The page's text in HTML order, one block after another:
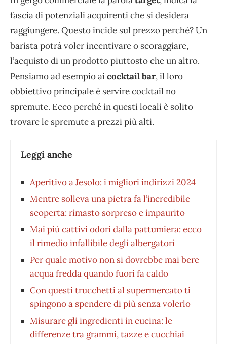
fascia di potenziali acquirenti che si desidera
raggiungere. Questo incide sul prezzo perché? Un
barista potrà voler incentivare o scoraggiare,
l’acquisto di un prodotto piuttosto che un altro.
Pensiamo ad esempio aicocktail bar, il loro
obbiettivo principale è servire cocktail no
spremute. Ecco perché in questi locali è solito
trovare le spremute a prezzi più alti.
Leggi anche
Aperitivo a Jesolo: i migliori indirizzi 2024
Mentre solleva una pietra fa l’incredibile
scoperta: rimasto sorpreso e impaurito
Mai più cattivi odori dalla pattumiera: ecco
il rimedio infallibile degli albergatori
Per quale motivo non si dovrebbe mai bere
acqua fredda quando fuori fa caldo
Con questi trucchetti al supermercato ti
spingono a spendere di più senza volerlo
Misurare gli ingredienti in cucina: le
differenze tra grammi, tazze e cucchiai